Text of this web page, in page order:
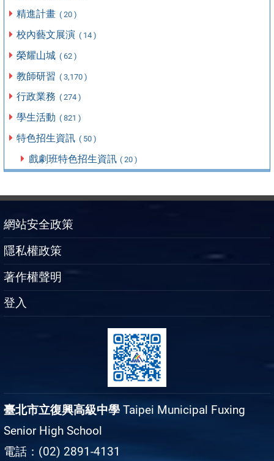
精進計畫 ( 20 )
校內藝文展演 ( 14 )
榮耀山城 ( 62 )
教師研習 ( 3,170 )
行政業務 ( 274 )
學生活動 ( 821 )
特色招生資訊 ( 50 )
戲劇班特色招生資訊 ( 20 )
網站安全政策
隱私權政策
著作權聲明
登入
臺北市立復興高級中學 Taipei Municipal Fuxing
Senior High School
電話：(02) 2891-4131